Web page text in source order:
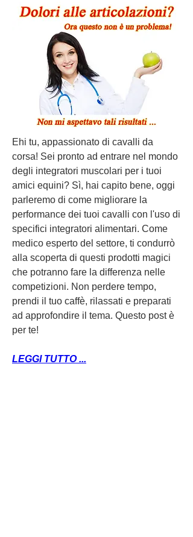
Ehi tu, appassionato di cavalli da
corsa! Sei pronto ad entrare nel mondo
degli integratori muscolari per i tuoi
amici equini? Sì, hai capito bene, oggi
parleremo di come migliorare la
performance dei tuoi cavalli con l'uso di
specifici integratori alimentari. Come
medico esperto del settore, ti condurrò
alla scoperta di questi prodotti magici
che potranno fare la differenza nelle
competizioni. Non perdere tempo,
prendi il tuo caffè, rilassati e preparati
ad approfondire il tema. Questo post è
per te!
LEGGI TUTTO ...